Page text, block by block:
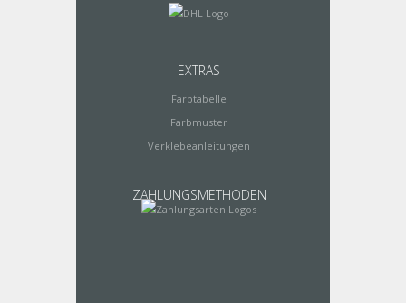
EXTRAS
Farbtabelle
Farbmuster
Verklebeanleitungen
ZAHLUNGSMETHODEN